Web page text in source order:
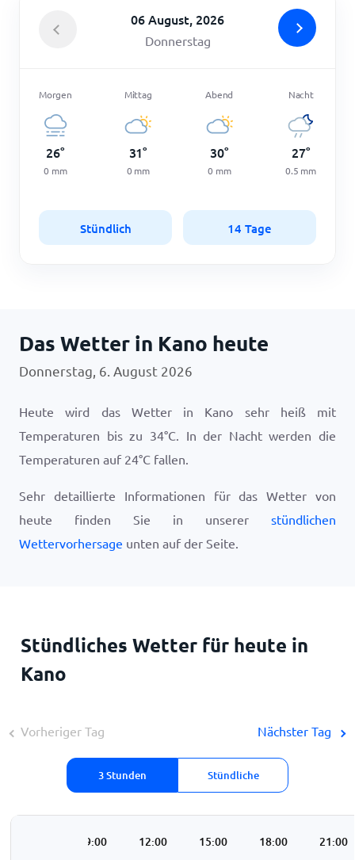
06 August, 2026
Donnerstag
Morgen
26°
0 mm
Mittag
31°
0 mm
Abend
30°
0 mm
Nacht
27°
0.5 mm
Stündlich 14 Tage
Das Wetter in Kano heute
Donnerstag, 6. August 2026
Heute wird das Wetter in Kano sehr heiß mit
Temperaturen bis zu 34°C. In der Nacht werden die
Temperaturen auf 24°C fallen.
Sehr detaillierte Informationen für das Wetter von
heute finden Sie in unserer stündlichen
Wettervorhersage unten auf der Seite.
Stündliches Wetter für heute in
Kano
Vorheriger Tag
3 Stunden Stündliche
Nächster Tag
09:00 12:00 15:00 18:00 21:00